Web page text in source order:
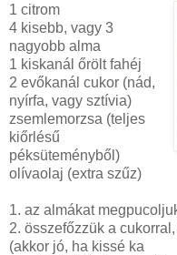
1 citrom
4 kisebb, vagy 3
nagyobb alma
1 kiskanál őrölt fahéj
2 evőkanál cukor (nád,
nyírfa, vagy sztívia)
zsemlemorzsa (teljes
kiőrlésű
péksüteményből)
olívaolaj (extra szűz)
1. az almákat
2. összefőzzük a
(akkor jó, ha kissé ka